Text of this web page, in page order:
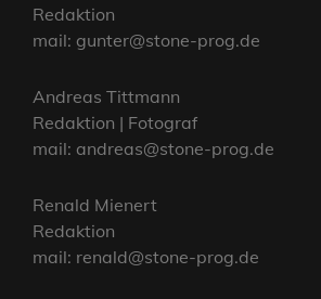
Redaktion
mail: gunter@stone-prog.de
Andreas Tittmann
Redaktion | Fotograf
mail: andreas@stone-prog.de
Renald Mienert
Redaktion
mail: renald@stone-prog.de